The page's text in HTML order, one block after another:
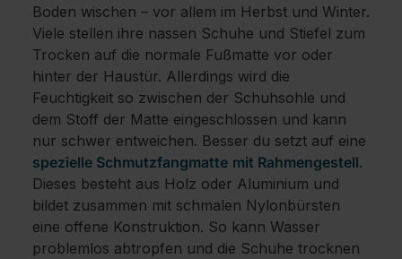
Boden wischen – vor allem im Herbst und Winter.
Viele stellen ihre nassen Schuhe und Stiefel zum
Trocken auf die normale Fußmatte vor oder
hinter der Haustür. Allerdings wird die
Feuchtigkeit so zwischen der Schuhsohle und
dem Stoff der Matte eingeschlossen und kann
nur schwer entweichen. Besser du setzt auf eine
spezielle Schmutzfangmatte mit Rahmengestell.
Dieses besteht aus Holz oder Aluminium und
bildet zusammen mit schmalen Nylonbürsten
eine offene Konstruktion. So kann Wasser
problemlos abtropfen und die Schuhe trocknen